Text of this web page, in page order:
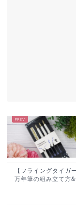
【フライングタイガ
万年筆の組み立て方